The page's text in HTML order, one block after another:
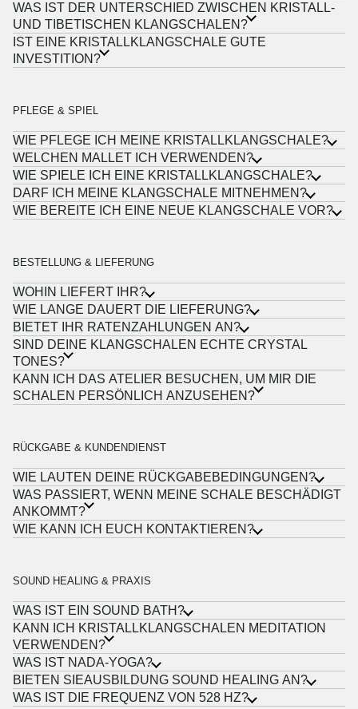
WAS IST DER UNTERSCHIED ZWISCHEN KRISTALL-
UND TIBETISCHEN KLANGSCHALEN?
IST EINE KRISTALLKLANGSCHALE GUTE
INVESTITION?
PFLEGE & SPIEL
WIE PFLEGE ICH MEINE KRISTALLKLANGSCHALE?
WELCHEN MALLET ICH VERWENDEN?
WIE SPIELE ICH EINE KRISTALLKLANGSCHALE?
DARF ICH MEINE KLANGSCHALE MITNEHMEN?
WIE BEREITE ICH EINE NEUE KLANGSCHALE VOR?
BESTELLUNG & LIEFERUNG
WOHIN LIEFERT IHR?
WIE LANGE DAUERT DIE LIEFERUNG?
BIETET IHR RATENZAHLUNGEN AN?
SIND DEINE KLANGSCHALEN ECHTE CRYSTAL
TONES?
KANN ICH DAS ATELIER BESUCHEN, UM MIR DIE
SCHALEN PERSÖNLICH ANZUSEHEN?
RÜCKGABE & KUNDENDIENST
WIE LAUTEN DEINE RÜCKGABEBEDINGUNGEN?
WAS PASSIERT, WENN MEINE SCHALE BESCHÄDIGT
ANKOMMT?
WIE KANN ICH EUCH KONTAKTIEREN?
SOUND HEALING & PRAXIS
WAS IST EIN SOUND BATH?
KANN ICH KRISTALLKLANGSCHALEN MEDITATION
VERWENDEN?
WAS IST NADA-YOGA?
BIETEN SIEAUSBILDUNG SOUND HEALING AN?
WAS IST DIE FREQUENZ VON 528 HZ?